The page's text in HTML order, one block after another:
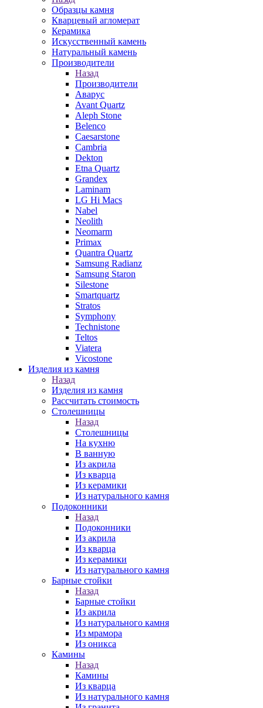
Образцы камня
Кварцевый агломерат
Керамика
Искусственный камень
Натуральный камень
Производители
Назад
Производители
Аварус
Avant Quartz
Aleph Stone
Belenco
Caesarstone
Cambria
Dekton
Etna Quartz
Grandex
Laminam
LG Hi Macs
Nabel
Neolith
Neomarm
Primax
Quantra Quartz
Samsung Radianz
Samsung Staron
Silestone
Smartquartz
Stratos
Symphony
Technistone
Teltos
Viatera
Vicostone
Изделия из камня
Назад
Изделия из камня
Рассчитать стоимость
Столешницы
Назад
Столешницы
На кухню
В ванную
Из акрила
Из кварца
Из керамики
Из натурального камня
Подоконники
Назад
Подоконники
Из акрила
Из кварца
Из керамики
Из натурального камня
Барные стойки
Назад
Барные стойки
Из акрила
Из натурального камня
Из мрамора
Из оникса
Камины
Назад
Камины
Из кварца
Из натурального камня